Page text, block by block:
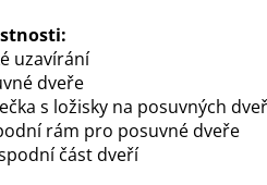
uzavírání
dveře
s ložisky na posuvných
rám pro posuvné dveře
část dveří